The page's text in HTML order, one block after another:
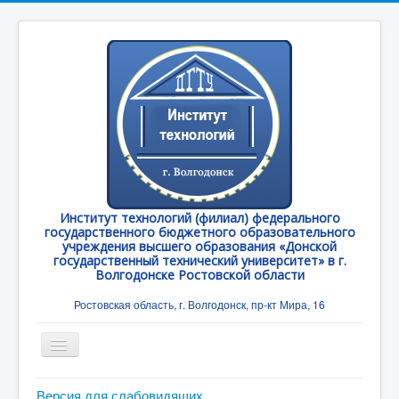
Институт технологий (филиал) федерального
государственного бюджетного образовательного
учреждения высшего образования «Донской
государственный технический университет» в г.
Волгодонске Ростовской области
Ростовская область, г. Волгодонск, пр-кт Мира, 16
Toggle
Navigation
Главная
Версия для слабовидящих